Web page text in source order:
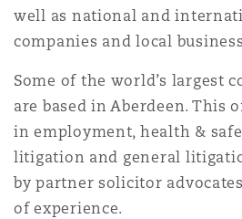
Droit
Droit
Droit
Jersey
well as national and
companies and local
Some of the world’s largest
are based in Aberdeen. This
in employment, health &
litigation and general
by partner solicitor
of experience.